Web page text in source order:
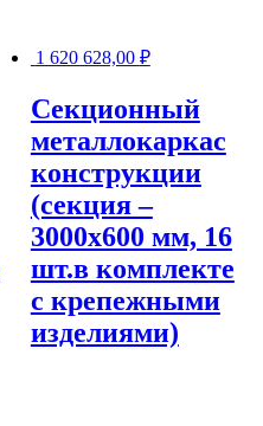
1 620 628,00 ₽
Секционный
металлокаркас
конструкции
(секция –
3000х600 мм, 16
шт.в комплекте
с крепежными
изделиями)